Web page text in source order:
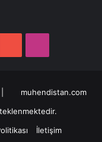
|
muhendistan.com
İletişim